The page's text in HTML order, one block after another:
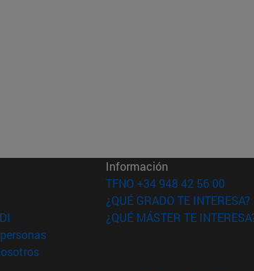
en nueva ventana)
en nueva ventana)
(abre en nueva ventana)
(abre en nueva ventana)
(abre en nueva ventana)
Información
TFNO +34 948 42 56 00
¿QUÉ GRADO TE INTERESA?
¿QUÉ MÁSTER TE